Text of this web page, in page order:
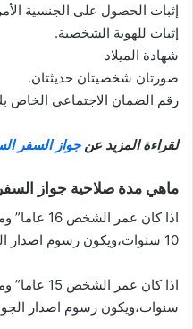
إثبات الحصول على الجنسية
إثبات للهوية الشخصية.
شهادة الميلاد
صورتان شخصيتان حديثتان.
رقم الضمان الاجتماعي الخاص
لقراءة المزيد عنجواز السفر
ماهي مدة صلاحية جواز
اذا كان
10 سنوات،ويكون رسوم اصدار الجواز 165 دولار امريكي
سنوات،ويكون رسوم اصدار الجواز 135 دولار